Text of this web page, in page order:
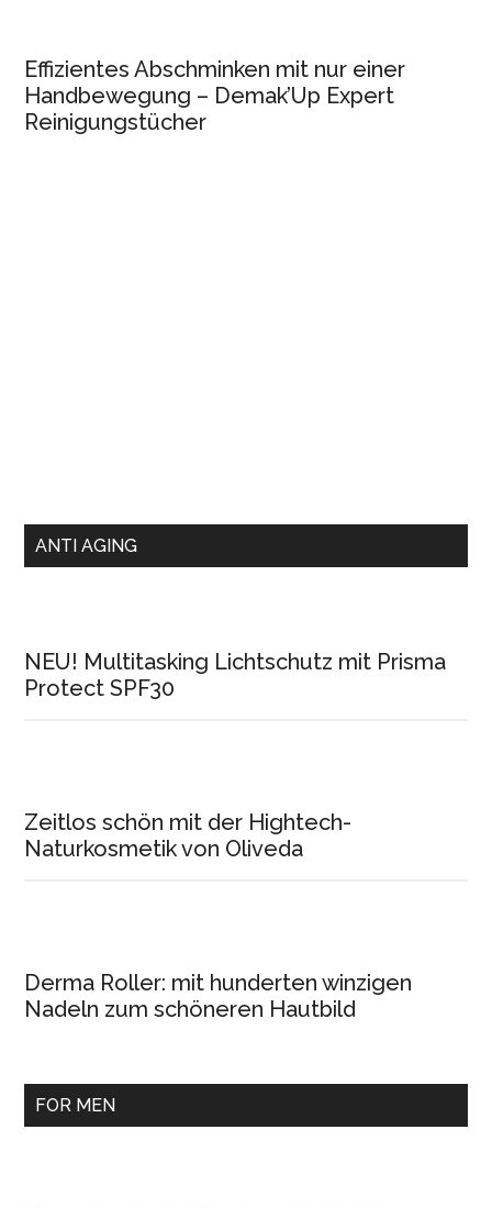
Effizientes Abschminken mit nur einer
Handbewegung – Demak’Up Expert
Reinigungstücher
ANTI AGING
NEU! Multitasking Lichtschutz mit Prisma
Protect SPF30
Zeitlos schön mit der Hightech-
Naturkosmetik von Oliveda
Derma Roller: mit hunderten winzigen
Nadeln zum schöneren Hautbild
FOR MEN